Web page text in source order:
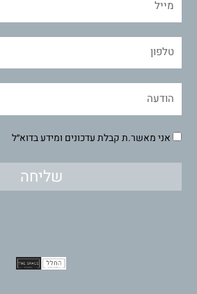
אני מאשר.ת קבלת עדכונים ומידע בדוא״ל
שליחה